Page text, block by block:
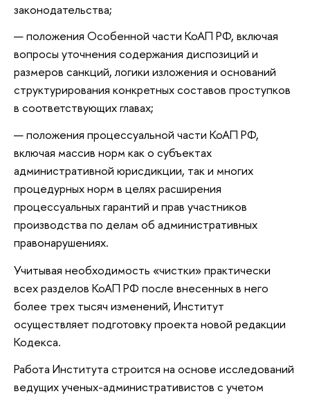
законодательства;
положения Особенной части КоАП РФ, включая
вопросы уточнения содержания диспозиций и
размеров санкций, логики изложения и оснований
структурирования конкретных составов проступков
в соответствующих главах;
положения процессуальной части КоАП РФ,
включая массив норм как о субъектах
административной юрисдикции, так и многих
процедурных норм в целях расширения
процессуальных гарантий и прав участников
производства по делам об административных
правонарушениях.
Учитывая необходимость «чистки» практически
всех разделов КоАП РФ после внесенных в него
более трех тысяч изменений, Институт
осуществляет подготовку проекта новой редакции
Кодекса.
Работа Института строится на основе исследований
ведущих ученых-административистов с учетом